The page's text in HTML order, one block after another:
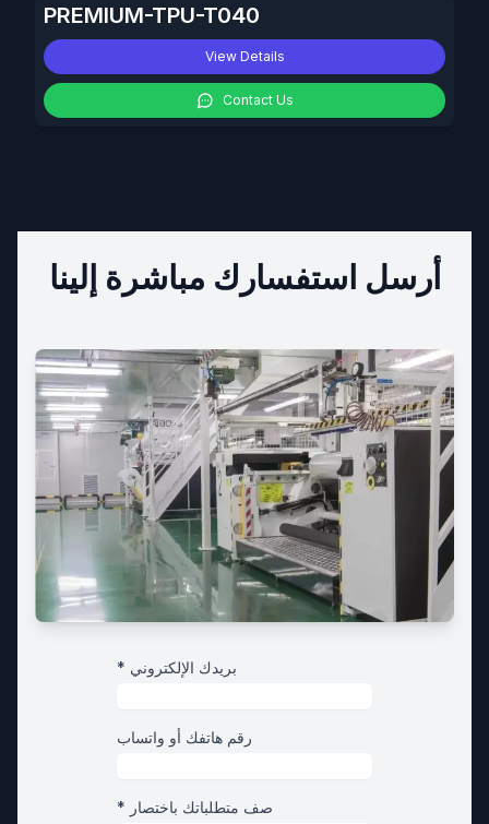
PREMIUM-TPU-T040
View Details
Contact Us
أرسل استفسارك مباشرة إلينا
* بريدك الإلكتروني
رقم هاتفك أو واتساب
* صف متطلباتك باختصار